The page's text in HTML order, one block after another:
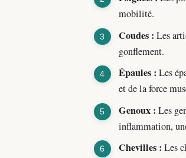
mobilité.
Coudes : Les
gonflement.
Épaules : Les
et de la force
Genoux : Les
inflammation,
Chevilles : Les